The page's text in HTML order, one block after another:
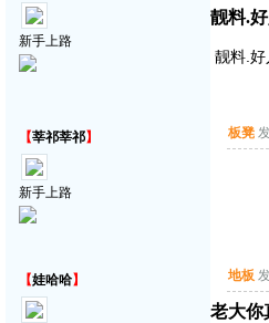
新手上路
靓料.
靓料.
【莘祁莘祁】
新手上路
板凳
【娃哈哈】 地板
老大你